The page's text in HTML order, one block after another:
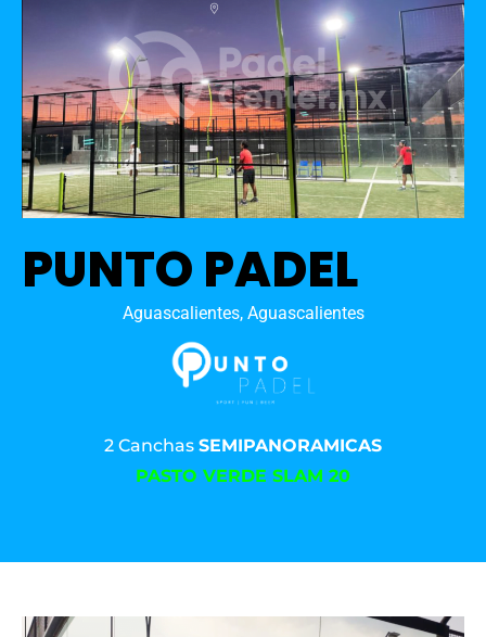
PUNTO PADEL
Aguascalientes, Aguascalientes
2 Canchas SEMIPANORAMICAS
PASTO VERDE SLAM 20